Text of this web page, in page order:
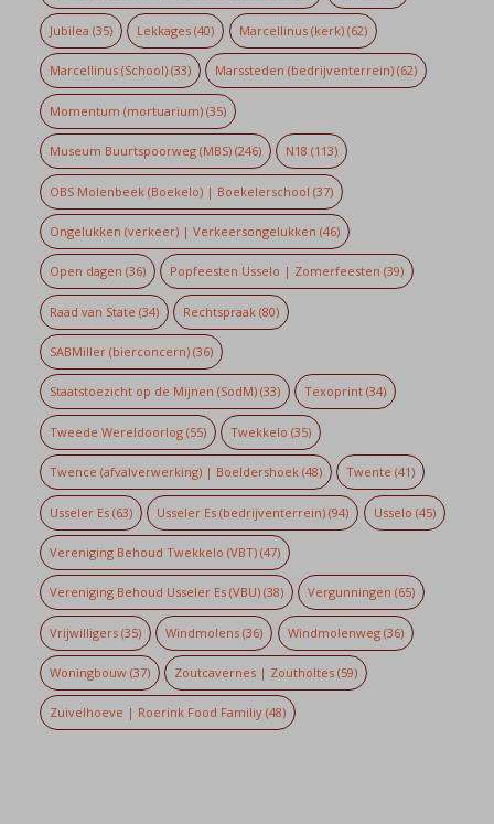
Jubilea (35) Lekkages (40) Marcellinus (kerk)(62)
Marcellinus (School)(33) Marssteden (bedrijventerrein) (62)
Momentum (mortuarium)(35)
Museum Buurtspoorweg (MBS)(246) N18 (113)
OBS Molenbeek (Boekelo) | Boekelerschool (37)
Ongelukken (verkeer) | Verkeersongelukken (46)
Open dagen (36) Popfeesten Usselo | Zomerfeesten (39)
Raad van State (34) Rechtspraak (80)
SABMiller (bierconcern)(36)
Staatstoezicht op de Mijnen (SodM)(33) Texoprint (34)
Tweede Wereldoorlog(55) Twekkelo (35)
Twence (afvalverwerking) | Boeldershoek(48) Twente (41)
Usseler Es(63) Usseler Es (bedrijventerrein) (94) Usselo (45)
Vereniging Behoud Twekkelo (VBT)(47)
Vereniging Behoud Usseler Es (VBU)(38) Vergunningen (65)
Vrijwilligers(35) Windmolens (36) Windmolenweg(36)
Woningbouw(37) Zoutcavernes | Zoutholtes (59)
Zuivelhoeve | Roerink Food Familiy(48)